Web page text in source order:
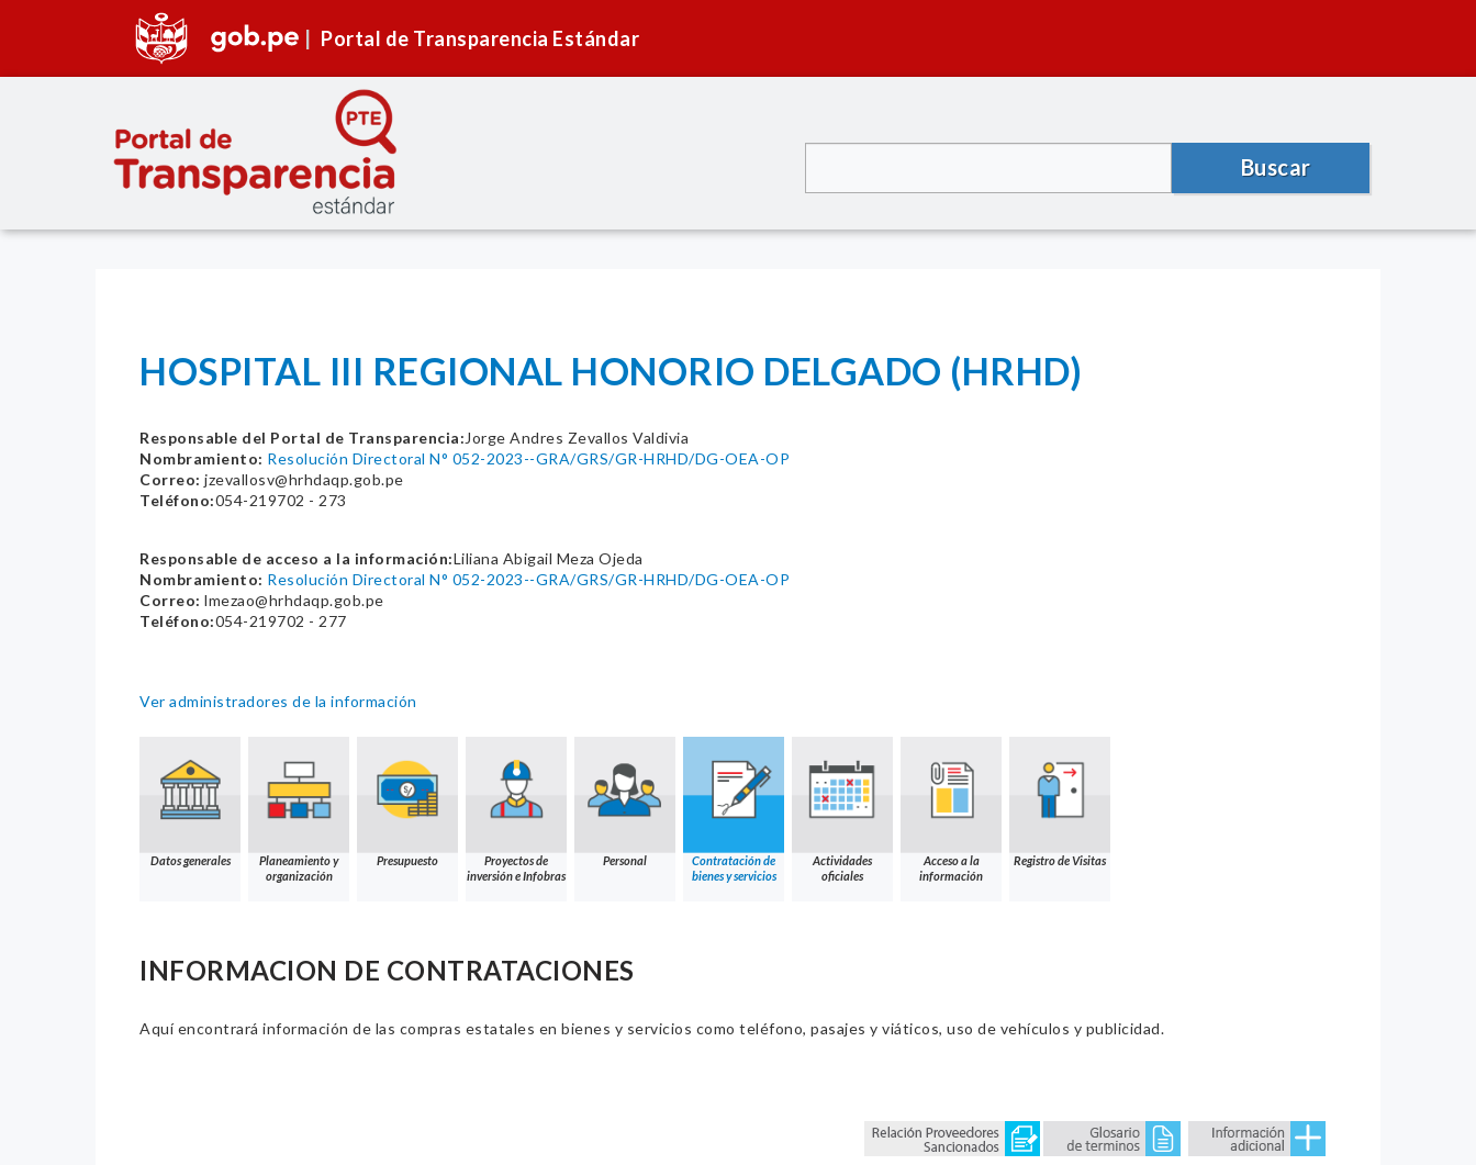
Portal de Transparencia Estándar
Buscar
HOSPITAL III REGIONAL HONORIO DELGADO (HRHD)
Responsable del Portal de Transparencia: Jorge Andres Zevallos Valdivia
Nombramiento: Resolución Directoral N° 052-2023--GRA/GRS/GR-HRHD/DG-OEA-OP
Correo: jzevallosv@hrhdaqp.gob.pe
Teléfono:054-219702 - 273
Responsable de acceso a la información:Liliana Abigail Meza Ojeda
Nombramiento: Resolución Directoral N° 052-2023--GRA/GRS/GR-HRHD/DG-OEA-OP
Correo: lmezao@hrhdaqp.gob.pe
Teléfono:054-219702 - 277
Ver administradores de la información
Datos generales
Planeamiento y
organización
Presupuesto
Proyectos de
inversión e Infobras
Personal
Contratación de
bienes y servicios
Actividades
oficiales
Acceso a la
información
Registro de Visitas
INFORMACION DE CONTRATACIONES
Aquí encontrará información de las compras estatales en bienes y servicios como teléfono, pasajes y viáticos, uso de vehículos y publicidad.